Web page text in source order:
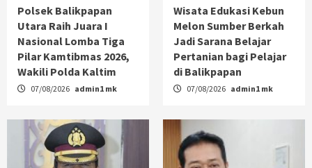
Polsek Balikpapan
Utara Raih Juara I
Nasional Lomba Tiga
Pilar Kamtibmas 2026,
Wakili Polda Kaltim
07/08/2026 admin1 mk
Wisata Edukasi Kebun
Melon Sumber Berkah
Jadi Sarana Belajar
Pertanian bagi Pelajar
di Balikpapan
07/08/2026 admin1 mk